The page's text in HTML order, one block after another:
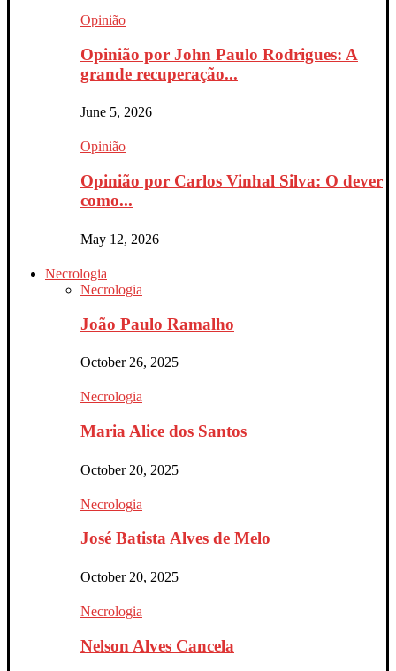
Opinião
Opinião por John Paulo Rodrigues: A
grande recuperação...
June 5, 2026
Opinião
Opinião por Carlos Vinhal Silva: O dever
como...
May 12, 2026
Necrologia
Necrologia
João Paulo Ramalho
October 26, 2025
Necrologia
Maria Alice dos Santos
October 20, 2025
Necrologia
José Batista Alves de Melo
October 20, 2025
Necrologia
Nelson Alves Cancela